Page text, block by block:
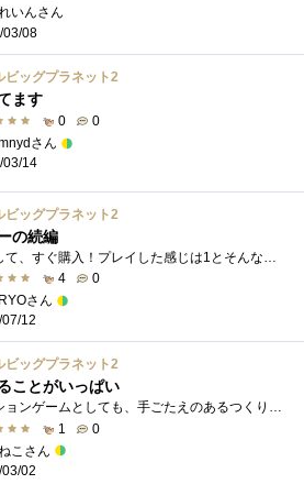
いんさん
03/08
ビッグプラネット2
ます
0
0
さん
03/14
ビッグプラネット2
の続編
4
0
RYOさん
12
ビッグプラネット2
ことがいっぱい
アクションゲームとしても、手ごたえのあるつくりでアイテム収集やトロフィー、ピンの獲得など、収集欲？のある方にもバッチリｗストーリー�...
1
0
こさん
02